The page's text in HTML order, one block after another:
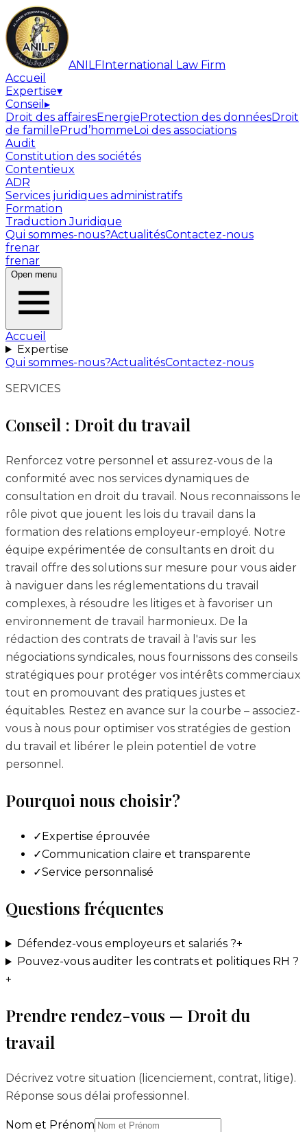
ANILFInternational Law Firm
Accueil
Expertise▾
Conseil ▸
Droit des affairesEnergieProtection des donnéesDroit
de famillePrud’hommeLoi des associations
Audit
Constitution des sociétés
Contentieux
ADR
Services juridiques administratifs
Formation
Traduction Juridique
Qui sommes-nous?ActualitésContactez-nous
frenar
frenar
Open menu
Accueil
Expertise
Qui sommes-nous?ActualitésContactez-nous
SERVICES
Conseil : Droit du travail
Renforcez votre personnel et assurez-vous de la
conformité avec nos services dynamiques de
consultation en droit du travail. Nous reconnaissons le
rôle pivot que jouent les lois du travail dans la
formation des relations employeur-employé. Notre
équipe expérimentée de consultants en droit du
travail offre des solutions sur mesure pour vous aider
à naviguer dans les réglementations du travail
complexes, à résoudre les litiges et à favoriser un
environnement de travail harmonieux. De la
rédaction des contrats de travail à l'avis sur les
négociations syndicales, nous fournissons des conseils
stratégiques pour protéger vos intérêts commerciaux
tout en promouvant des pratiques justes et
équitables. Restez en avance sur la courbe – associez-
vous à nous pour optimiser vos stratégies de gestion
du travail et libérer le plein potentiel de votre
personnel.
Pourquoi nous choisir?
✓Expertise éprouvée
✓Communication claire et transparente
✓Service personnalisé
Questions fréquentes
Défendez-vous employeurs et salariés ?+
Pouvez-vous auditer les contrats et politiques RH ?
+
Prendre rendez-vous — Droit du
travail
Décrivez votre situation (licenciement, contrat, litige).
Réponse sous délai professionnel.
Nom et Prénom